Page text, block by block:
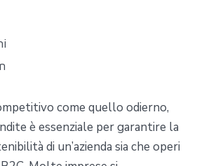
come quello odierno,
è essenziale per garantire la
di un’azienda sia che operi